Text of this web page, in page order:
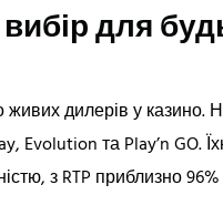
для
дилерів у казино.
Evolution та Play’n GO.
з RTP приблизно